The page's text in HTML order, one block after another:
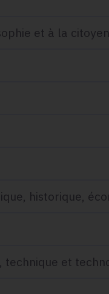
et à la
historique,
technique et